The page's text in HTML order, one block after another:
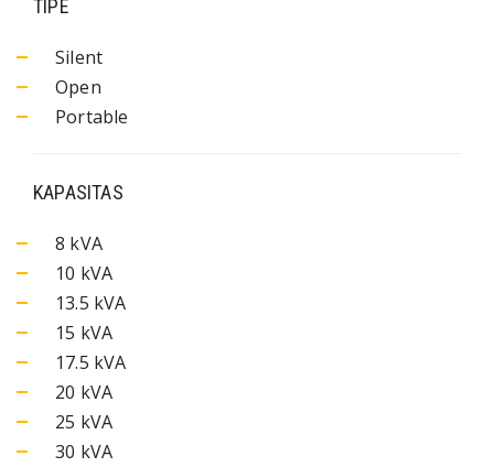
TIPE
Silent
Open
Portable
KAPASITAS
8 kVA
10 kVA
13.5 kVA
15 kVA
17.5 kVA
20 kVA
25 kVA
30 kVA